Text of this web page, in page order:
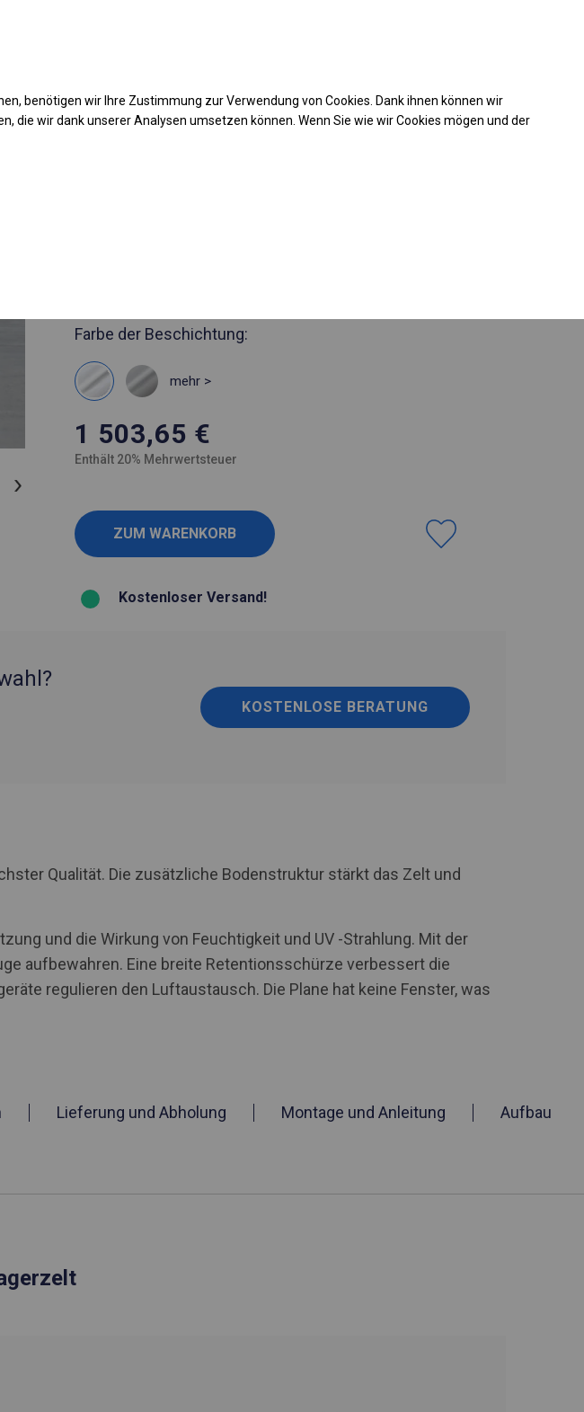
Laden Sie das PDF -Angebot herunter
Farbe der Beschichtung:
mehr >
1 503,65 €
Enthält 20% Mehrwertsteuer
Kostenloser Versand!
KOSTENLOSE BERATUNG
Qualität. Die zusätzliche Bodenstruktur stärkt das Zelt und
und die Wirkung von Feuchtigkeit und UV -Strahlung. Mit der
aufbewahren. Eine breite Retentionsschürze verbessert die
regulieren den Luftaustausch. Die Plane hat keine Fenster, was
Lieferung und Abholung Montage und Anleitung Aufbau
benötigen wir Ihre Zustimmung zur Verwendung von Cookies. Dank ihnen können wir
wir dank unserer Analysen umsetzen können. Wenn Sie wie wir Cookies mögen und der